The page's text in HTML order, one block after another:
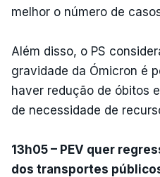
melhor o número de
Além disso, o PS
gravidade da Ómicron é
haver redução de óbitos
de necessidade de
13h05 – PEV quer
dos transportes